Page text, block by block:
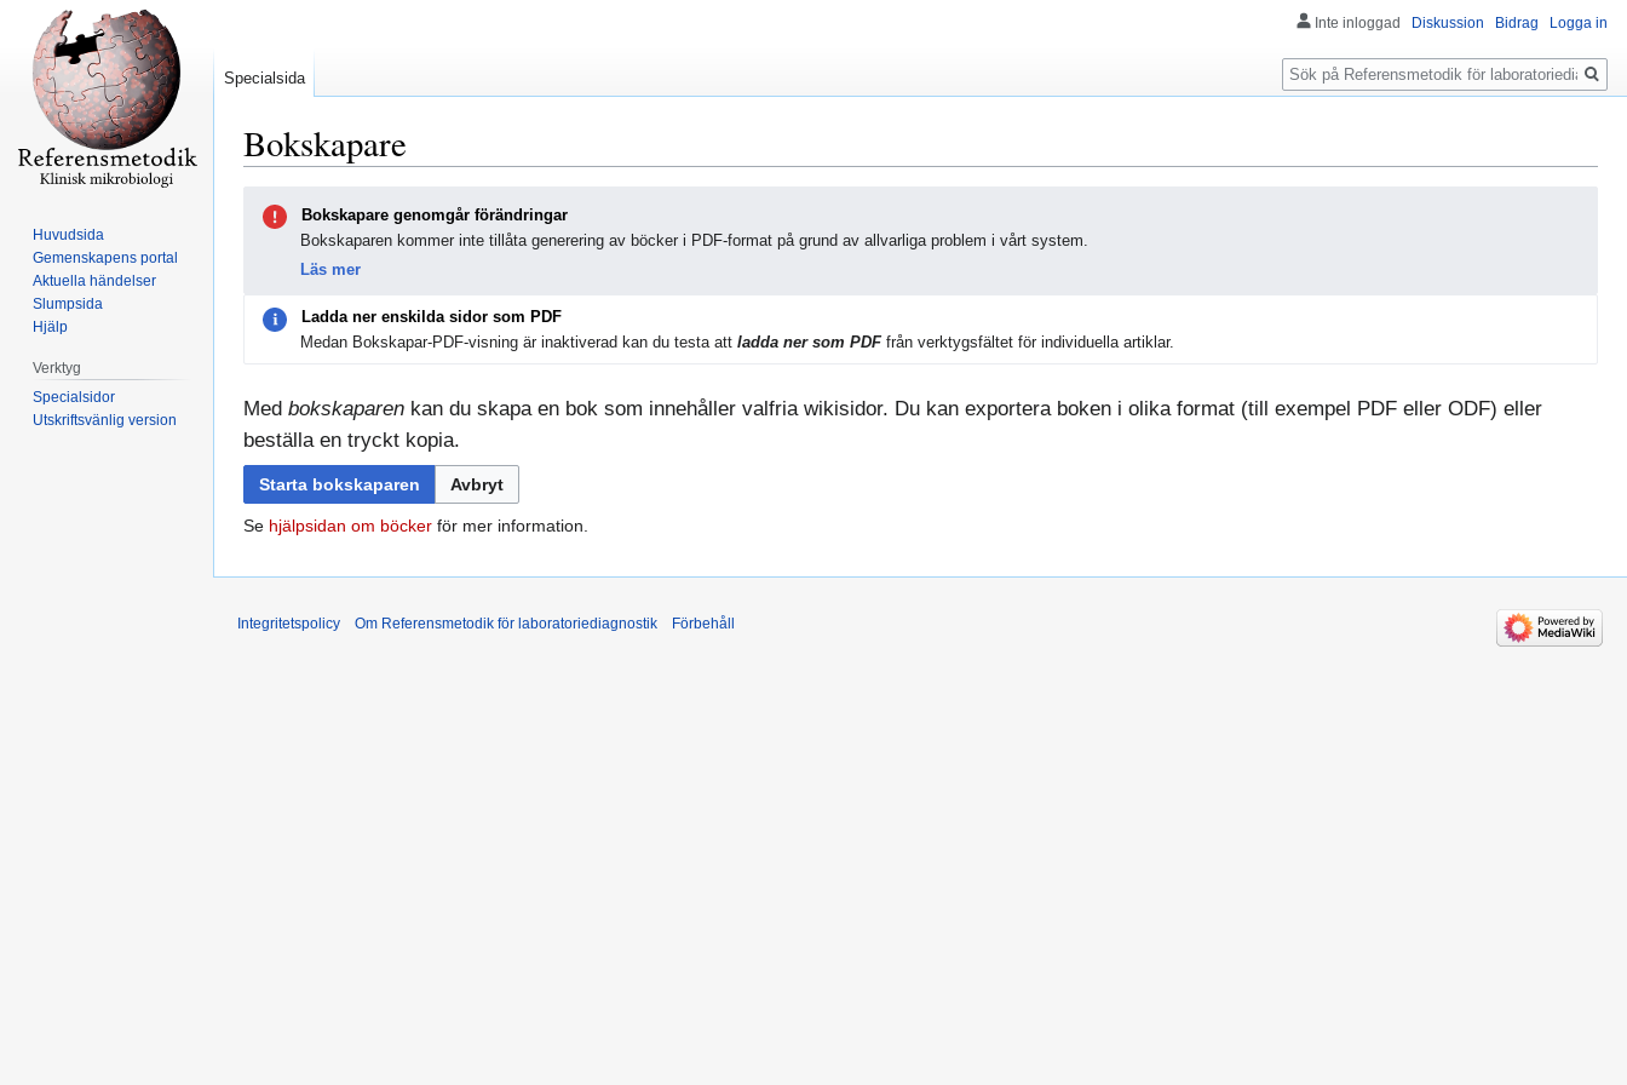
Bokskapare
navigering
Bokskapare genomgår förändringar
Bokskaparen kommer inte tillåta generering av böcker i PDF-format på grund av allvarliga problem i vårt system.
Läs mer
Ladda ner enskilda sidor som PDF
Medan Bokskapar-PDF-visning är inaktiverad kan du testa att ladda ner som PDFfrån verktygsfältet för individuella artiklar.
Med bokskaparen kan du skapa en bok som innehåller valfria wikisidor. Du kan exportera boken i olika format (till exempel PDF eller ODF) eller
beställa en tryckt kopia.
Starta bokskaparen Avbryt
Se hjälpsidan om böcker för mer information.
Inte inloggad Diskussion Bidrag Logga in
Specialsida
Sök
Huvudsida
Gemenskapens portal
Aktuella händelser
Slumpsida
Hjälp
Verktyg
Specialsidor
Utskriftsvänlig version
Integritetspolicy Om Referensmetodik för laboratoriediagnostik Förbehåll